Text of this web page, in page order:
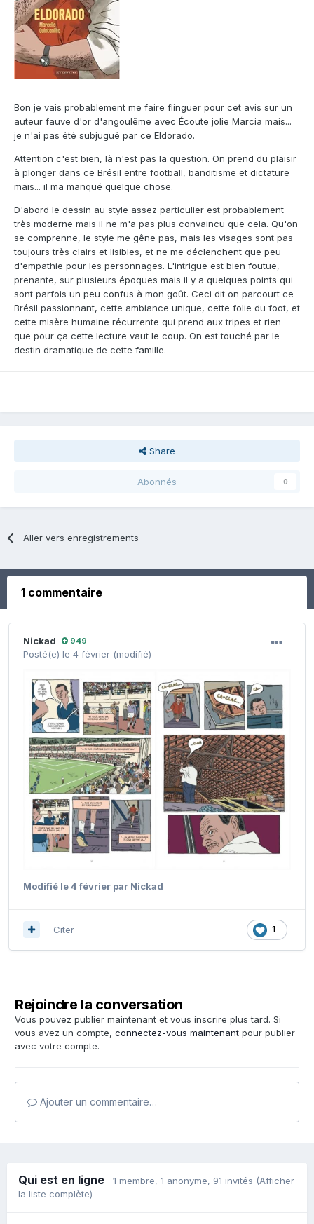
Bon je vais probablement me faire flinguer pour cet avis sur un
auteur fauve d'or d'angoulême avec Écoute jolie Marcia mais...
je n'ai pas été subjugué par ce Eldorado.
Attention c'est bien, là n'est pas la question. On prend du plaisir
à plonger dans ce Brésil entre football, banditisme et dictature
mais... il ma manqué quelque chose.
D'abord le dessin au style assez particulier est probablement
très moderne mais il ne m'a pas plus convaincu que cela. Qu'on
se comprenne, le style me gêne pas, mais les visages sont pas
toujours très clairs et lisibles, et ne me déclenchent que peu
d'empathie pour les personnages. L'intrigue est bien foutue,
prenante, sur plusieurs époques mais il y a quelques points qui
sont parfois un peu confus à mon goût. Ceci dit on parcourt ce
Brésil passionnant, cette ambiance unique, cette folie du foot, et
cette misère humaine récurrente qui prend aux tripes et rien
que pour ça cette lecture vaut le coup. On est touché par le
destin dramatique de cette famille.
Share
Abonnés 0
Aller vers enregistrements
1 commentaire
Nickad 949
Posté(e) le 4 février (modifié)
Modifié le 4 février par Nickad
1
Citer
Rejoindre la conversation
Vous pouvez publier maintenant et vous inscrire plus tard. Si
vous avez un compte, connectez-vous maintenant pour publier
avec votre compte.
Ajouter un commentaire…
Qui est en ligne 1 membre, 1 anonyme, 91 invités (Afficher
la liste complète)